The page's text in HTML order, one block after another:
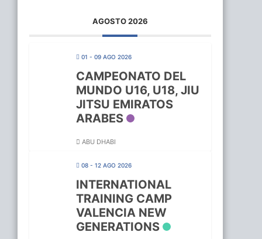
AGOSTO 2026
01 - 09 AGO 2026
CAMPEONATO DEL
MUNDO U16, U18, JIU
JITSU EMIRATOS
ARABES
ABU DHABI
08 - 12 AGO 2026
INTERNATIONAL
TRAINING CAMP
VALENCIA NEW
GENERATIONS